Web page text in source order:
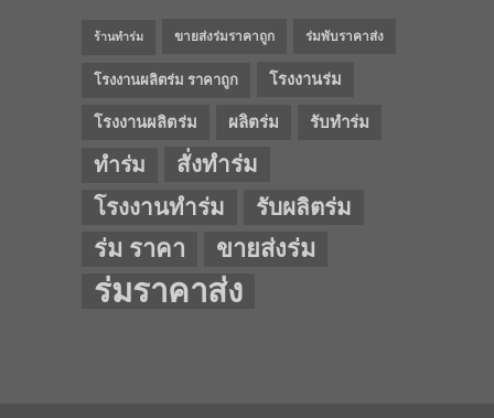
ร้านทำร่ม ขายส่งร่มราคาถูก ร่มพับราคาส่ง
โรงงานผลิตร่ม ราคาถูก โรงงานร่ม
โรงงานผลิตร่ม ผลิตร่ม รับทำร่ม
ทำร่ม
สั่งทำร่ม
โรงงานทำร่ม
รับผลิตร่ม
ร่ม ราคา ขายส่งร่ม
ร่มราคาส่ง